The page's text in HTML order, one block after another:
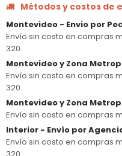
Métodos y costos de
Montevideo - Envio por
Envío sin costo en compras
320.
Montevideo y Zona
Envío sin costo en compras
320.
Montevideo y Zona
Envío sin costo en compras
Interior - Envío por
Envío sin costo en compras